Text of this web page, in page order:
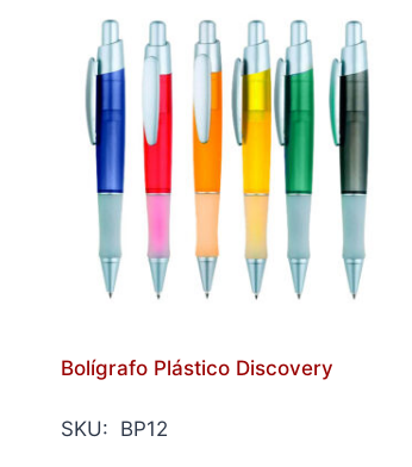
Bolígrafo Plástico Discovery
SKU: BP12